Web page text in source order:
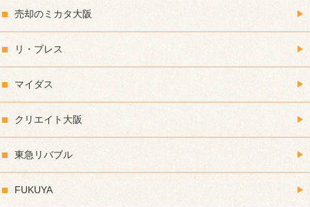
売却のミカタ大阪
リ・ブレス
マイダス
クリエイト大阪
東急リバブル
FUKUYA